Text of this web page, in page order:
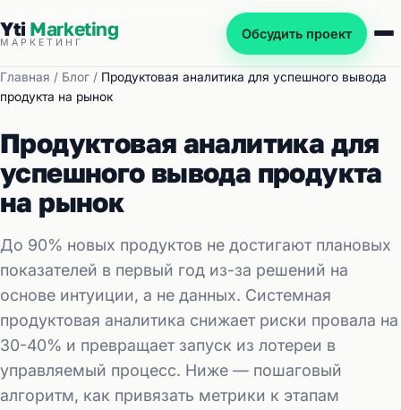
YtiMarketing
МАРКЕТИНГ
Обсудить проект
Главная / Блог / Продуктовая аналитика для успешного вывода
продукта на рынок
Продуктовая аналитика для
успешного вывода продукта
на рынок
До 90% новых продуктов не достигают плановых
показателей в первый год из-за решений на
основе интуиции, а не данных. Системная
продуктовая аналитика снижает риски провала на
30-40% и превращает запуск из лотереи в
управляемый процесс. Ниже — пошаговый
алгоритм, как привязать метрики к этапам